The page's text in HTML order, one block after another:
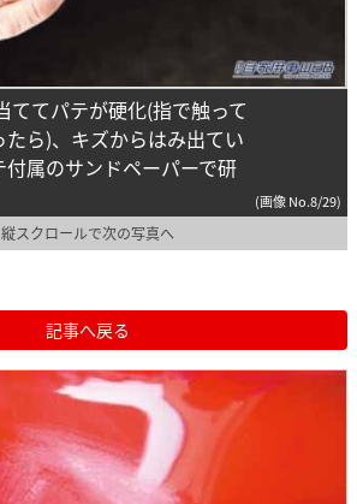
ててパテが硬化(指で触って
ら)、キズからはみ出てい
属のサンドペーパーで研
(画像 No.8/29)
縦スクロールで次の写真へ
記事へ戻る